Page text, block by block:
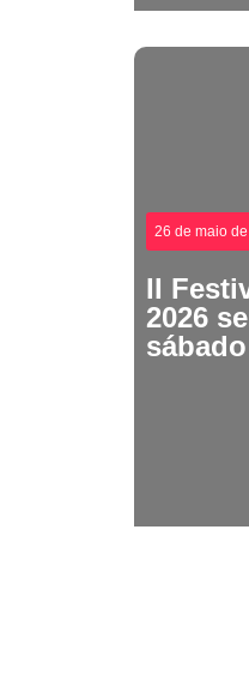
26 de maio
II
2026